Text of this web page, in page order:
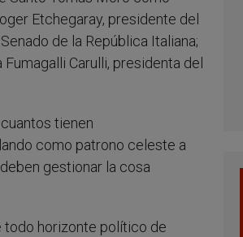
Etchegaray, presidente del
de la República Italiana;
Carulli, presidenta del
tienen
como patrono celeste a
gestionar la cosa
todo horizonte político de